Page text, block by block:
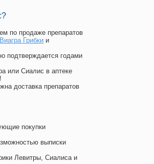
по продаже препаратов
Грибки и
подтверждается годами
или Сиалис в аптеке
доставка препаратов
покупки
выписки
Левитры, Сиалиса и